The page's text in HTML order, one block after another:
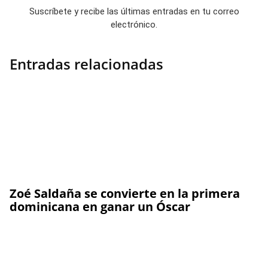
Suscríbete y recibe las últimas entradas en tu correo
electrónico.
Entradas relacionadas
Zoé Saldaña se convierte en la primera
dominicana en ganar un Óscar